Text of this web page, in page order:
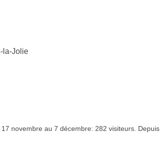
la-Jolie
novembre au 7 décembre: 282 visiteurs.